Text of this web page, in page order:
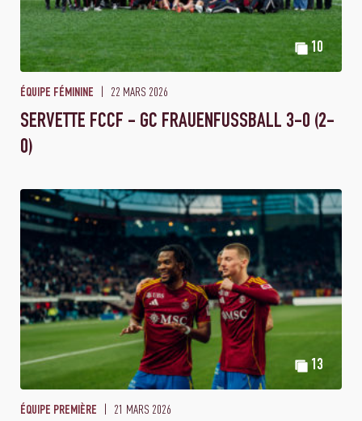
10
ÉQUIPE FÉMININE 22 MARS 2026
SERVETTE FCCF - GC FRAUENFUSSBALL 3-0 (2-
0)
13
ÉQUIPE PREMIÈRE 21 MARS 2026